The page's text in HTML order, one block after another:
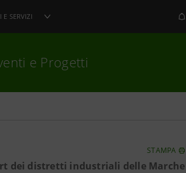
E SERVIZI
e Progetti
STAMPA
dei distretti industriali delle Marche